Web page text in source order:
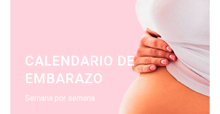
CALENDARIO DE
EMBARAZO
Semana por semana